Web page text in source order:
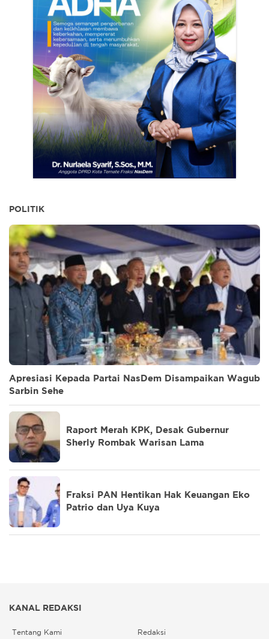
POLITIK
Apresiasi Kepada Partai NasDem Disampaikan Wagub
Sarbin Sehe
Raport Merah KPK, Desak Gubernur
Sherly Rombak Warisan Lama
Fraksi PAN Hentikan Hak Keuangan Eko
Patrio dan Uya Kuya
KANAL REDAKSI
Tentang Kami Redaksi